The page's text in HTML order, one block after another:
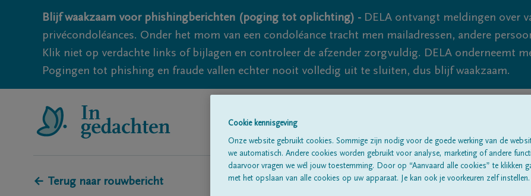
Blijf waakzaam voor phishingberichten (poging tot oplichting) - DELA ontvangt meldingen over
privécondoléances. Onder het mom van een condoléance tracht men mailadressen, andere
Klik niet op verdachte links of bijlagen en controleer de afzender zorgvuldig. DELA onderneemt
Pogingen tot phishing en fraude vallen echter nooit volledig uit te sluiten, dus blijf waakzaam.
← Terug naar rouwbericht
Cookie kennisgeving
Onze website gebruikt cookies. Sommige zijn nodig voor de goede werking van de
we automatisch. Andere cookies worden gebruikt voor analyse, marketing of andere
daarvoor vragen we wél jouw toestemming. Door op “Aanvaard alle cookies” te klikken
met het opslaan van alle cookies op uw apparaat. Je kan ook je voorkeuren zelf instellen.